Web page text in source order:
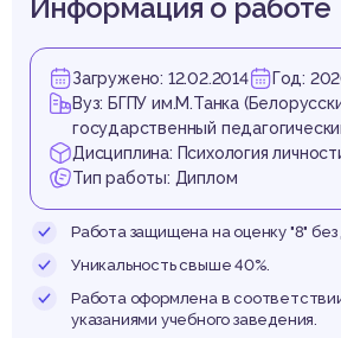
Информация о работе
Загружено: 12.02.2014
Год:
Вуз: БГПУ им.М.Танка
государственный
Дисциплина: Психология
Тип работы: Диплом
Работа защищена на оценку "8" без
Уникальность свыше 40%.
Работа оформлена в
указаниями учебного заведения.